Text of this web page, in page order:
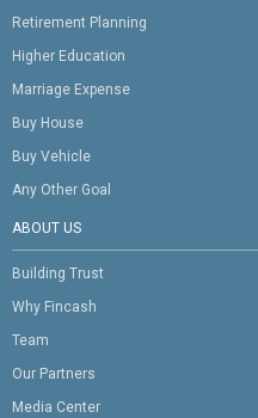
Retirement Planning
Higher Education
Marriage Expense
Buy House
Buy Vehicle
Any Other Goal
ABOUT US
Building Trust
Why Fincash
Team
Our Partners
Media Center